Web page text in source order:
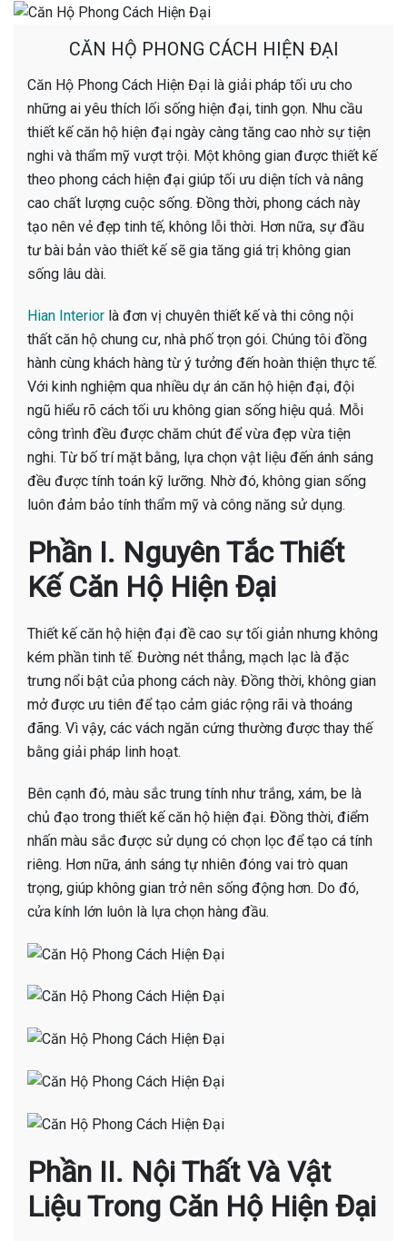
CĂN HỘ PHONG CÁCH HIỆN ĐẠI
Căn Hộ Phong Cách Hiện Đại là giải pháp tối ưu cho
những ai yêu thích lối sống hiện đại, tinh gọn. Nhu cầu
thiết kế căn hộ hiện đại ngày càng tăng cao nhờ sự tiện
nghi và thẩm mỹ vượt trội. Một không gian được thiết kế
theo phong cách hiện đại giúp tối ưu diện tích và nâng
cao chất lượng cuộc sống. Đồng thời, phong cách này
tạo nên vẻ đẹp tinh tế, không lỗi thời. Hơn nữa, sự đầu
tư bài bản vào thiết kế sẽ gia tăng giá trị không gian
sống lâu dài.
Hian Interior là đơn vị chuyên thiết kế và thi công nội
thất căn hộ chung cư, nhà phố trọn gói. Chúng tôi đồng
hành cùng khách hàng từ ý tưởng đến hoàn thiện thực tế.
Với kinh nghiệm qua nhiều dự án căn hộ hiện đại, đội
ngũ hiểu rõ cách tối ưu không gian sống hiệu quả. Mỗi
công trình đều được chăm chút để vừa đẹp vừa tiện
nghi. Từ bố trí mặt bằng, lựa chọn vật liệu đến ánh sáng
đều được tính toán kỹ lưỡng. Nhờ đó, không gian sống
luôn đảm bảo tính thẩm mỹ và công năng sử dụng.
Phần I. Nguyên Tắc Thiết
Kế Căn Hộ Hiện Đại
Thiết kế căn hộ hiện đại đề cao sự tối giản nhưng không
kém phần tinh tế. Đường nét thẳng, mạch lạc là đặc
trưng nổi bật của phong cách này. Đồng thời, không gian
mở được ưu tiên để tạo cảm giác rộng rãi và thoáng
đãng. Vì vậy, các vách ngăn cứng thường được thay thế
bằng giải pháp linh hoạt.
Bên cạnh đó, màu sắc trung tính như trắng, xám, be là
chủ đạo trong thiết kế căn hộ hiện đại. Đồng thời, điểm
nhấn màu sắc được sử dụng có chọn lọc để tạo cá tính
riêng. Hơn nữa, ánh sáng tự nhiên đóng vai trò quan
trọng, giúp không gian trở nên sống động hơn. Do đó,
cửa kính lớn luôn là lựa chọn hàng đầu.
Phần II. Nội Thất Và Vật
Liệu Trong Căn Hộ Hiện Đại